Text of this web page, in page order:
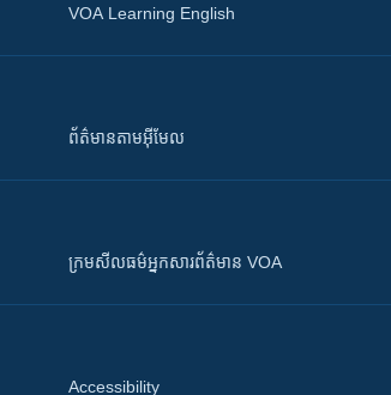
VOA Learning English
ព័ត៌មាន​តាម​អ៊ីមែល
ក្រម​​​សីលធម៌​​​អ្នក​​​សារព័ត៌មាន VOA
Accessibility